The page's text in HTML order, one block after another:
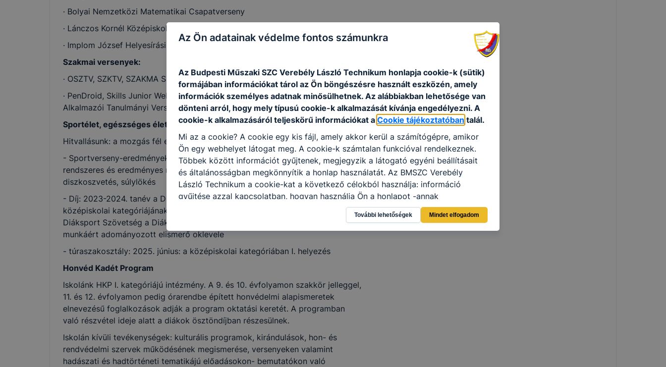
· Bolyai Nemzetközi Matematikai Csapatverseny
· Lánczos Kornél Középiskolai Fizika Verseny
· Implom József Helyesírási Verseny
Szakmai versenyek:
· OSZTV, SZKTV, SZAKMA SZTÁR, MAVIR Mesterek Viadala
· PenDroid, Skills Junior Webfejlesztő Versenye, Nemes Tihamér Országos
Alkalmazói Tanulmányi Verseny
Sportélet, egészséges életmód, egészségmegőrzés és fejlesztés
Hitvallásunk: a mozgás fél egészség.
- Sportverseny-eredmények: Budapesti Diákolimpián, Országos Diákolimpián
rendszeres és eredményes részvétel számos sportágban – torna,
diszkoszvetés, súlylökés
- Díj: 2023-2024. tanév a Diákolimpia Legaktívabb Vármegyei Iskolája díj
középiskolai kategóriájának második helyezése, 2024-2025. tanév a Magyar
Diáksport Szövetség a Diákolimpiai versenyekre való lelkiismeretes felkészítő
munkáért adományozott elismerő oklevele
- túraszakosztály: 2025. június: a középiskolai kategóriában I. helyezés
Honvéd Kadét Program
Iskolánk HKP I. kategóriájú intézmény. A 9. és 10. évfolyamon szakkör jelleggel,
11. és 12. évfolyamon pedig órarendbe épített honvédelmi alapismeretek
elnevezésű foglalkozások adják a program oktatási keretét. A programban
való részvétel ideje alatt a diákok ösztöndíjban részesülnek.
Iskolán kívüli tevékenységek: kulturális programok, kirándulások, hon- és
rendvédelmi szervek működésének megismerése, versenyeken valamint
hadászati és hadtörténeti tematikájú előadásokon- bemutatókon való
Az Ön adatainak védelme fontos számunkra
Az Budpesti Műszaki SZC Verebély László Technikum honlapja cookie-k (sütik)
formájában információkat tárol az Ön böngészésre használt eszközén, amely
információk személyes adatnak minősülhetnek. Az alábbiakban lehetősége van
dönteni arról, hogy mely típusú cookie-k alkalmazását kívánja engedélyezni. A
cookie-k alkalmazásáról teljeskörű információkat a Cookie tájékoztatóban talál.
Mi az a cookie? A cookie egy kis fájl, amely akkor kerül a számítógépre, amikor
Ön egy webhelyet látogat meg. A cookie-k számtalan funkcióval rendelkeznek.
Többek között információt gyűjtenek, megjegyzik a látogató egyéni beállításait
és általánosságban megkönnyítik a honlap használatát. Az BMSZC Verebély
László Technikum a cookie-kat a következő célokból használja: információ
gyűjtése azzal kapcsolatban, hogyan használja Ön a honlapot -annak
felmérésével, hogy a honlap melyik részeit látogatja, vagy használja leginkább,
így megtudhatjuk, hogyan biztosítsunk Önnek még jobb felhasználói élményt, ha
ismét meglátogatja oldalunkat, honlap fejlesztése. Hogyan ellenőrizheti és hogyan
beállításának a változtatását. A legtöbb böngésző alapértelmezettként
Felhívjuk figyelmét, hogy mivel a cookie-k célja honlapunk használhatóságának és
folyamatainak megkönnyítése vagy lehetővé tétele, a cookie-k alkalmazásának
megakadályozása vagy törlése által előfordulhat, hogy felhasználóink nem
lesznek képesek honlapunk funkcióinak teljes körű használatára, vagy a honlap a
tervezettől eltérően fog működni böngészőjében.
További lehetőségek Mindet elfogadom